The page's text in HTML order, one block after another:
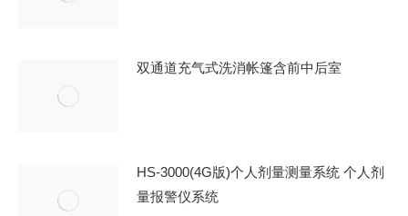
双通道充气式洗消帐篷含前中后室
HS-3000(4G版)个人剂量测量系统 个人剂
量报警仪系统